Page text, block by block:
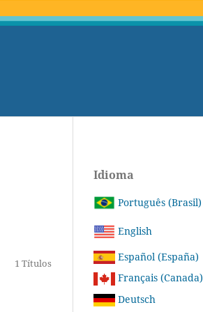
1 Títulos
Idioma
Português (Brasil)
English
Español (España)
Français (Canada)
Deutsch